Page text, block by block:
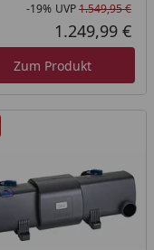
Preis
-19% UVP1.549,95 €
1.249,99 €
Zum Produkt